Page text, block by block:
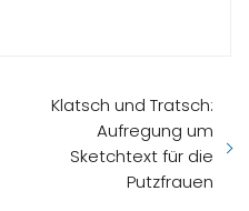
Klatsch und Tratsch:
Aufregung um
Sketchtext für die
Putzfrauen